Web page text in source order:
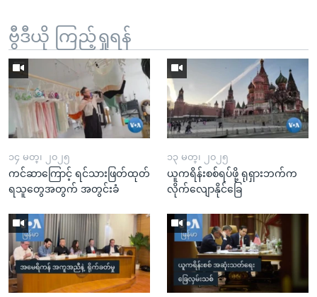
ဗွီဒီယို ကြည့်ရှုရန်
၁၄ မတ္၊ ၂၀၂၅
ကင်ဆာကြောင့် ရင်သားဖြတ်ထုတ်
ရသူတွေအတွက် အတွင်းခံ
၁၃ မတ္၊ ၂၀၂၅
ယူကရိန်းစစ်ရပ်ဖို့ ရုရှားဘက်က
လိုက်လျောနိုင်ခြေ